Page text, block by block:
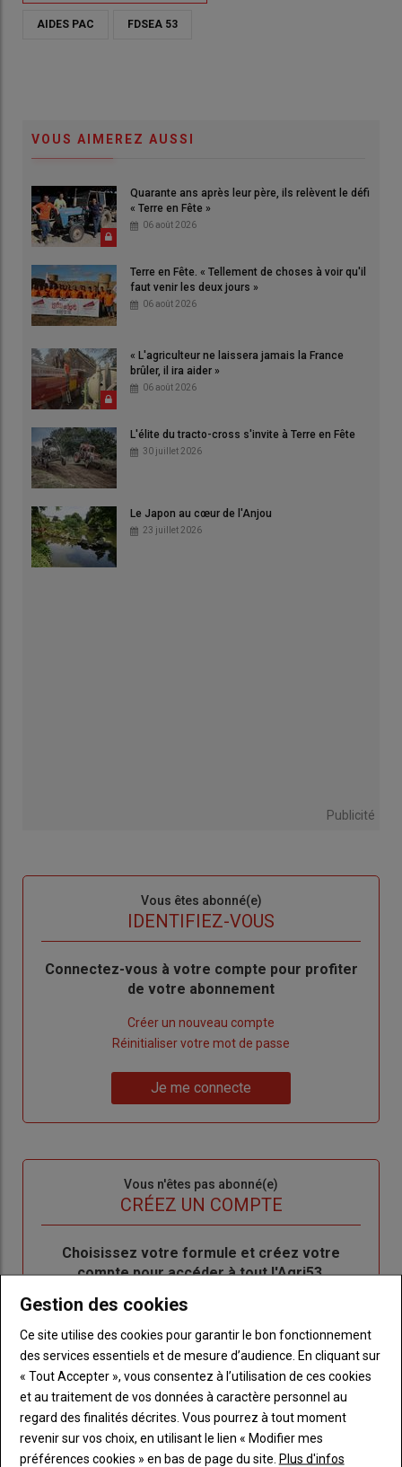
AIDES PAC FDSEA 53
VOUS AIMEREZ AUSSI
Quarante ans après leur père, ils relèvent le défi
« Terre en Fête »
06 août 2026
Terre en Fête. « Tellement de choses à voir qu'il
faut venir les deux jours »
06 août 2026
« L'agriculteur ne laissera jamais la France
brûler, il ira aider »
06 août 2026
L'élite du tracto-cross s'invite à Terre en Fête
30 juillet 2026
Le Japon au cœur de l'Anjou
23 juillet 2026
Publicité
Vous êtes abonné(e)
IDENTIFIEZ-VOUS
Body
Connectez-vous à votre compte pour profiter
de votre abonnement
Créer un nouveau compte
de
Réinitialiser votre mot de passe
me
Je me connecte
Vous n'êtes pas abonné(e)
CRÉEZ UN COMPTE
BodyChoisissez votre formule et créez votre
compte pour accéder à tout l'Agri53.
Lien
LES PLUS LUS
Gestion des cookies
Ce site utilise des cookies pour garantir le bon fonctionnement
des services essentiels et de mesure d’audience. En cliquant sur
« Tout Accepter », vous consentez à l’utilisation de ces cookies
et au traitement de vos données à caractère personnel au
regard des finalités décrites. Vous pourrez à tout moment
revenir sur vos choix, en utilisant le lien « Modifier mes
préférences cookies » en bas de page du site. Plus d'infos